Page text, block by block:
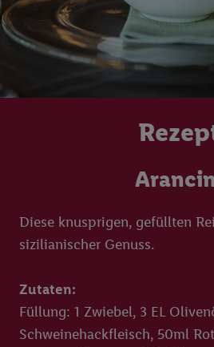
Diese knusprigen, gefüllten
sizilianischer Genuss.
Zutaten:
Füllung: 1 Zwiebel, 3 EL
Schweinehackfleisch, 50ml